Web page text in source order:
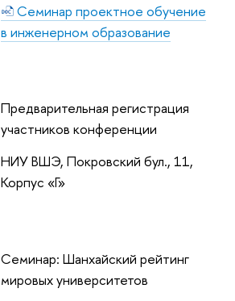
Семинар проектное обучение
в инженерном образование
Предварительная регистрация
участников конференции
НИУ ВШЭ, Покровский бул., 11,
Корпус «Г»
Семинар: Шанхайский рейтинг
мировых университетов